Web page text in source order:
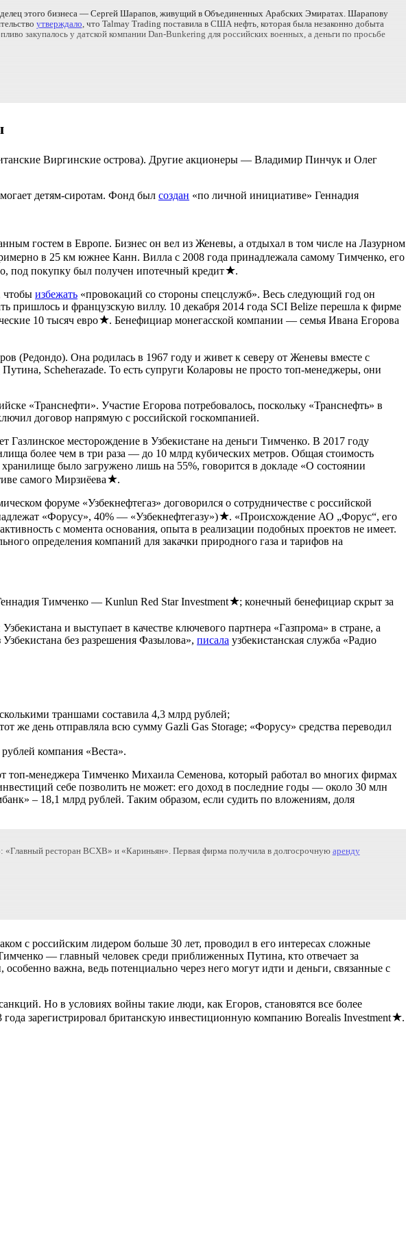
этого бизнеса — Сергей Шарапов, живущий в Объединенных Арабских Эмиратах. Шарапову
утверждало, что Talmay Trading поставила в США нефть, которая была незаконно добыта
закупалось у датской компании Dan-Bunkering для российских военных, а деньги по просьбе
Виргинские острова). Другие акционеры — Владимир Пинчук и Олег
детям-сиротам. Фонд был создан «по личной инициативе» Геннадия
гостем в Европе. Бизнес он вел из Женевы, а отдыхал в том числе на Лазурном
в 25 км южнее Канн. Вилла с 2008 года принадлежала самому Тимченко, его
под покупку был получен ипотечный кредит
.
чтобы избежать «провокаций со стороны спецслужб». Весь следующий год он
пришлось и французскую виллу. 10 декабря 2014 года SCI Belize перешла к фирме
10 тысяч евро
. Бенефициар монегасской компании — семья Ивана Егорова
(Редондо). Она родилась в 1967 году и живет к северу от Женевы вместе с
Путина, Scheherazade. То есть супруги Коларовы не просто топ-менеджеры, они
«Транснефти». Участие Егорова потребовалось, поскольку «Транснефть» в
договор напрямую с российской госкомпанией.
месторождение в Узбекистане на деньги Тимченко. В 2017 году
более чем в три раза — до 10 млрд кубических метров. Общая стоимость
было загружено лишь на 55%, говорится в докладе «О состоянии
самого Мирзиёева
.
форуме «Узбекнефтегаз» договорился о сотрудничестве с российской
«Форусу», 40% — «Узбекнефтегазу»)
. «Происхождение АО „Форус“, его
с момента основания, опыта в реализации подобных проектов не имеет.
определения компаний для закачки природного газа и тарифов на
Тимченко — Kunlun Red Star Investment
; конечный бенефициар скрыт за
и выступает в качестве ключевого партнера «Газпрома» в стране, а
без разрешения Фазылова», писала узбекистанская служба «Радио
траншами составила 4,3 млрд рублей;
же день отправляла всю сумму Gazli Gas Storage; «Форусу» средства переводил
компания «Веста».
топ-менеджера Тимченко Михаила Семенова, который работал во многих фирмах
себе позволить не может: его доход в последние годы — около 30 млн
– 18,1 млрд рублей. Таким образом, если судить по вложениям, доля
ресторан ВСХВ» и «Кариньян». Первая фирма получила в долгосрочную аренду
с российским лидером больше 30 лет, проводил в его интересах сложные
— главный человек среди приближенных Путина, кто отвечает за
важна, ведь потенциально через него могут идти и деньги, связанные с
Но в условиях войны такие люди, как Егоров, становятся все более
зарегистрировал британскую инвестиционную компанию Borealis Investment
.